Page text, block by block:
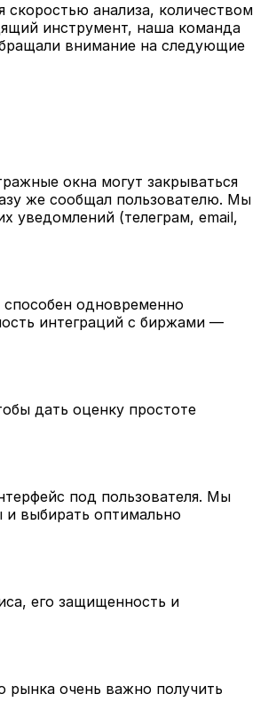
анализа, количеством
инструмент, наша команда
внимание на следующие
окна могут закрываться
же сообщал пользователю. Мы
уведомлений (телеграм, email,
одновременно
интеграций с биржами —
дать оценку простоте
под пользователя. Мы
выбирать оптимально
его защищенность и
рынка очень важно получить